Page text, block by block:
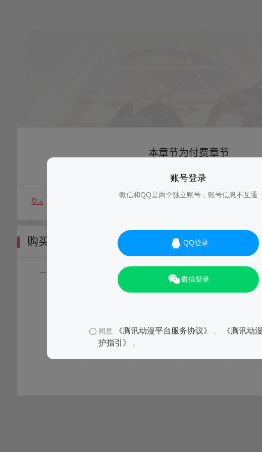
账号登录
微信和QQ是两个独立账号，账号信息不互通
QQ登录
微信登录
同意 《腾讯动漫平台服务协议》
《腾讯动
护指引》
。